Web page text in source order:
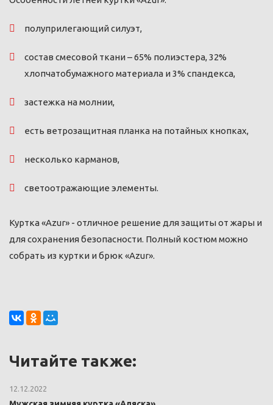
полуприлегающий силуэт,
состав смесовой ткани – 65% полиэстера, 32%
хлопчатобумажного материала и 3% спандекса,
застежка на молнии,
есть ветрозащитная планка на потайных кнопках,
несколько карманов,
светоотражающие элементы.
Куртка «Azur» - отличное решение для защиты от жары и
для сохранения безопасности. Полный костюм можно
собрать из куртки и брюк «Azur».
Читайте также:
12.12.2022